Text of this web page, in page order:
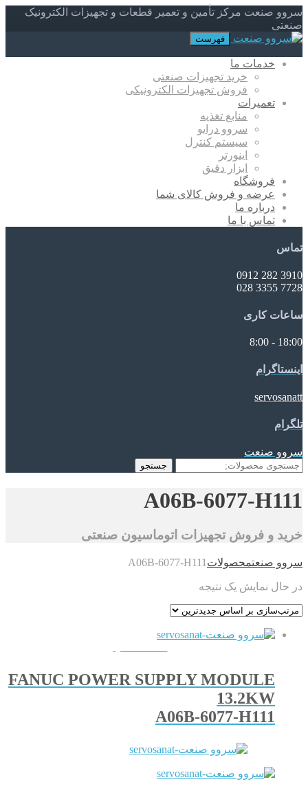
سروو صنعت مرکز تأمین و تعمیر قطعات و تجهیزات الکترونیک
صنعتی
فهرست
خدمات ما
خرید تجهیزات صنعتی
فروش تجهیزات الکترونیکی
تعمیرات
منابع تغذیه
سروو درایو
سیستم کنترل
اینورتر
ابزار دقیق
فروشگاه
عرضه و فروش کالای شما
درباره ما
تماس با ما
تماس
3910 282 0912
7728 3355 028
ساعات کاری
18:00 - 8:00
اینستاگرام
servosanatt
تلگرام
سروو صنعت
جستجو
جستجو
A06B-6077-H111
خرید و فروش تجهیزات اتوماسیون صنعتی
سروو صنعتمحصولات A06B-6077-H111
در حال نمایش یک نتیجه
FANUC POWER SUPPLY MODULE
13.2KW
A06B-6077-H111